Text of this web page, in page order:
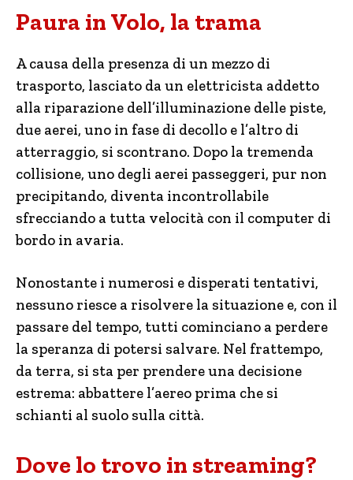
Paura in Volo, la trama
A causa della presenza di un mezzo di
trasporto, lasciato da un elettricista addetto
alla riparazione dell’illuminazione delle piste,
due aerei, uno in fase di decollo e l’altro di
atterraggio, si scontrano. Dopo la tremenda
collisione, uno degli aerei passeggeri, pur non
precipitando, diventa incontrollabile
sfrecciando a tutta velocità con il computer di
bordo in avaria.
Nonostante i numerosi e disperati tentativi,
nessuno riesce a risolvere la situazione e, con il
passare del tempo, tutti cominciano a perdere
la speranza di potersi salvare. Nel frattempo,
da terra, si sta per prendere una decisione
estrema: abbattere l’aereo prima che si
schianti al suolo sulla città.
Dove lo trovo in streaming?